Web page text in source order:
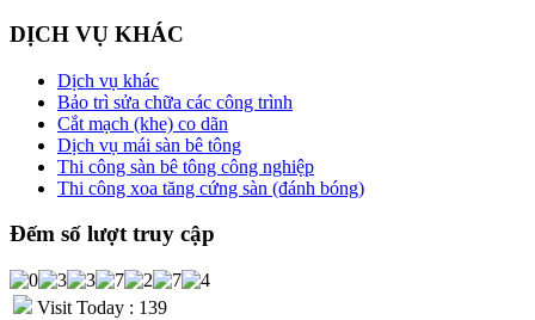
DỊCH VỤ KHÁC
Dịch vụ khác
Bảo trì sửa chữa các công trình
Cắt mạch (khe) co dãn
Dịch vụ mái sàn bê tông
Thi công sàn bê tông công nghiệp
Thi công xoa tăng cứng sàn (đánh bóng)
Đếm số lượt truy cập
Visit Today : 139